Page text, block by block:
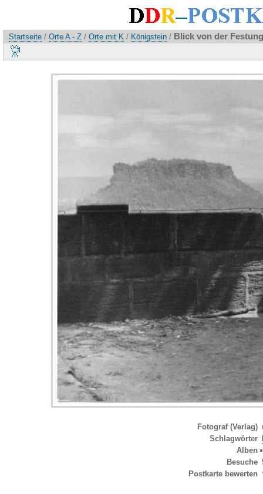
Startseite / Orte A - Z / Orte mit K / Königstein / Blick von der
Fotograf (Verlag)
Schlagwörter
Alben
Besuche
Postkarte bewerten